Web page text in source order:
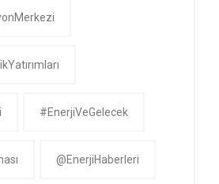
#EnerjiVeGelecek
@EnerjiHaberleri